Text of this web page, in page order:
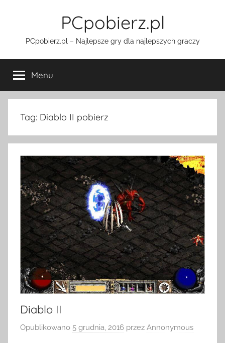
PCpobierz.pl
PCpobierz.pl – Najlepsze gry dla najlepszych graczy
Menu
Tag: Diablo II pobierz
Diablo II
Opublikowano 5 grudnia, 2016 przez Annonymous